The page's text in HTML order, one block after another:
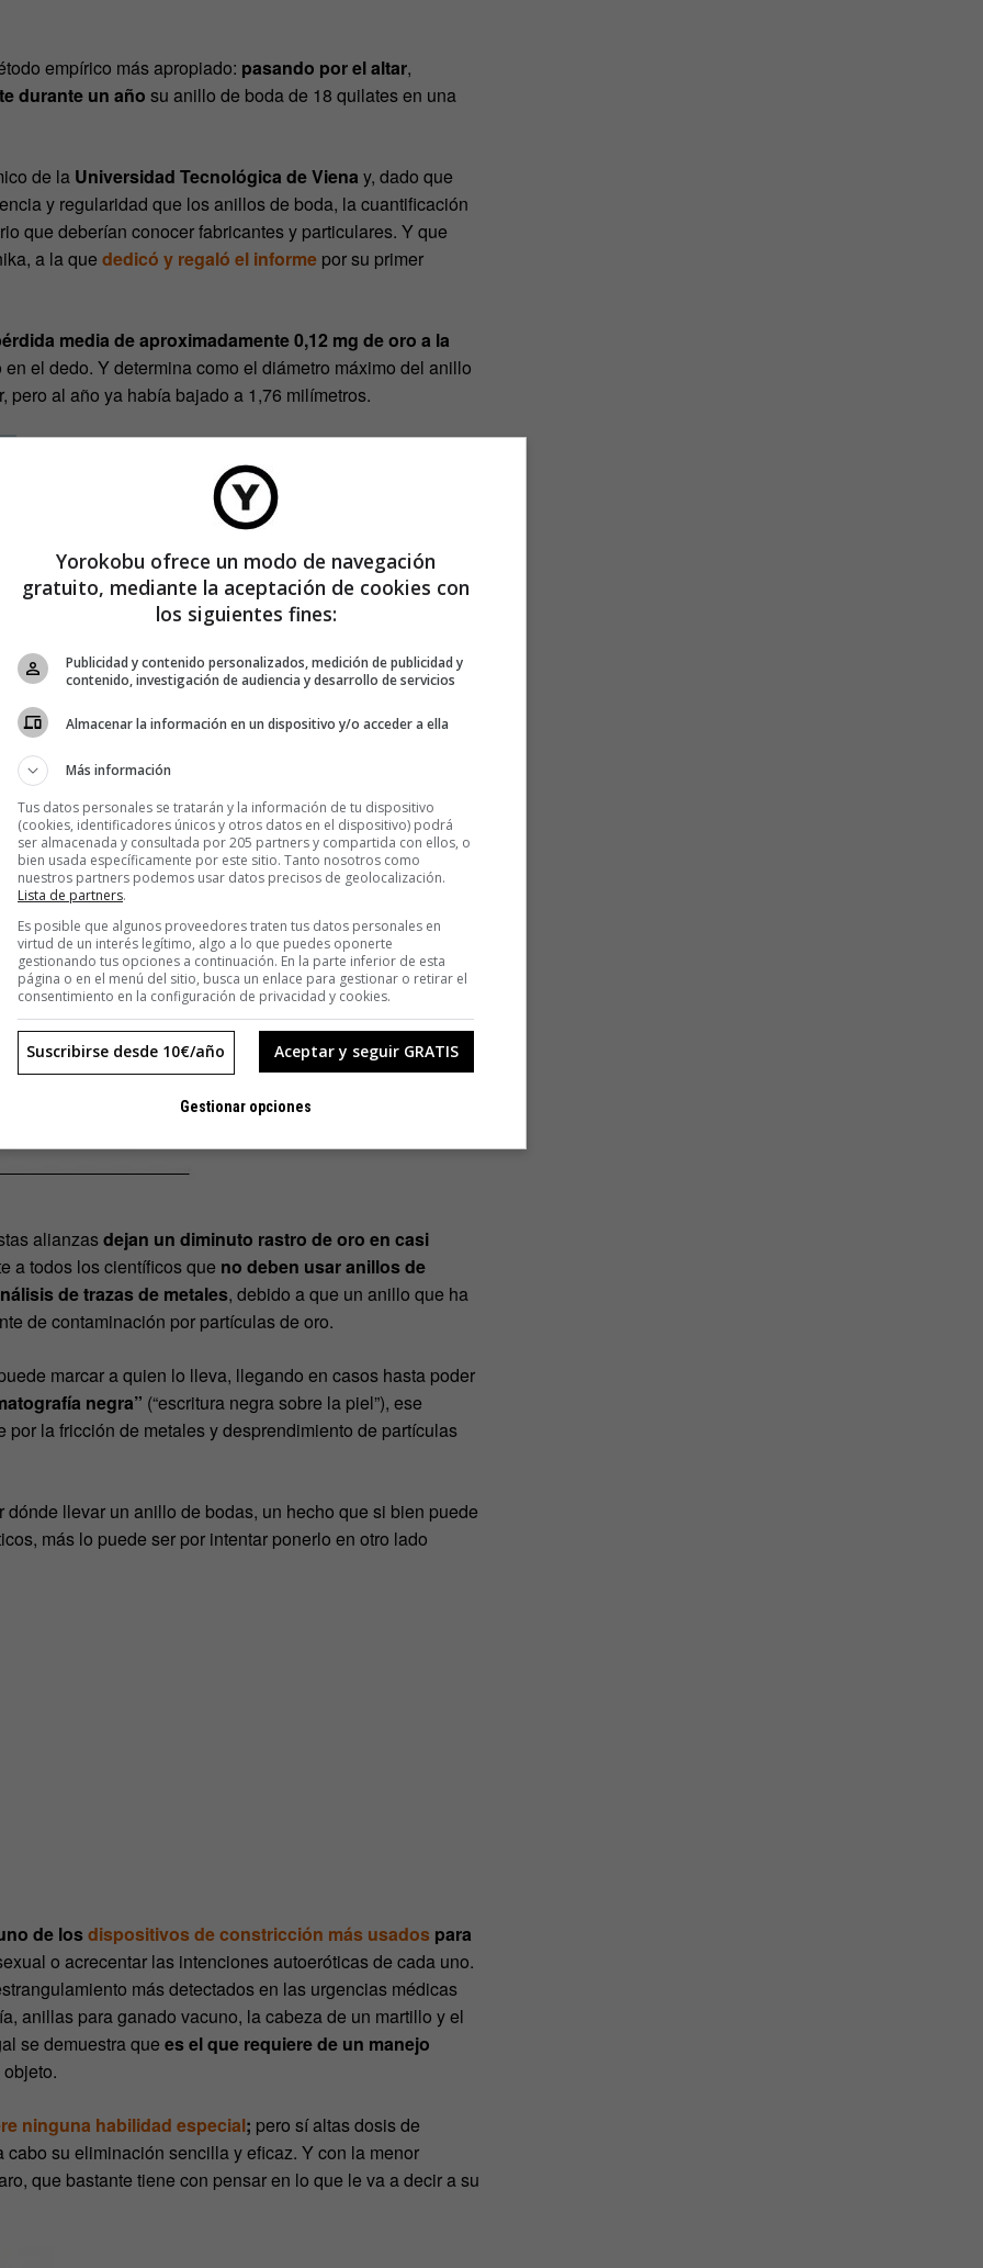
empírico más apropiado: pasando por el altar,
durante un año su anillo de boda de 18 quilates en una
de la Universidad Tecnológica de Viena y, dado que
y regularidad que los anillos de boda, la cuantificación
que deberían conocer fabricantes y particulares. Y que
a la que dedicó y regaló el informe por su primer
media de aproximadamente 0,12 mg de oro a la
el dedo. Y determina como el diámetro máximo del anillo
pero al año ya había bajado a 1,76 milímetros.
ciudad de Viena, con poco más de 300.000 parejas
conyugales dealrededor de 2,2 kg de 18 quilates, unos
esfuma como diminutas motas de pan de oro en el viento.
esas que tiran la media hacía arriba por andar todo
Aún así, la abrasión más alta que pudo observar este
en la playa, donde obviamentela fricción con la arena
parece que dan lugar a mayor desgaste.
alianzasdejan un diminuto rastro de oro en casi
a todos los científicos que no deben usar anillos de
de trazas de metales, debido a que un anillo que ha
de contaminación por partículas de oro.
marcar a quien lo lleva, llegando en casos hasta poder
negra” (“escritura negra sobre la piel”), ese
la fricción de metales y desprendimiento de partículas
llevar un anillo de bodas, un hecho que si bien puede
más lo puede ser por intentar ponerlo en otro lado
de losdispositivos de constricción más usados para
o acrecentar las intenciones autoeróticas de cada uno.
más detectados en las urgencias médicas
anillas para ganado vacuno, la cabeza de un martillo y el
se demuestra que es el que requiere de un manejo
ninguna habilidad especial; pero sí altas dosis de
su eliminación sencilla y eficaz. Y con la menor
que bastante tiene con pensar en lo que le va a decir a su
Yorokobu ofrece un modo de navegación
gratuito, mediante la aceptación de cookies con
los siguientes fines:
Publicidad y contenido personalizados, medición de publicidad y
contenido, investigación de audiencia y desarrollo de servicios
Almacenar la información en un dispositivo y/o acceder a ella
Más información
Tus datos personales se tratarán y la información de tu dispositivo
(cookies, identificadores únicos y otros datos en el dispositivo) podrá
ser almacenada y consultada por 205 partners y compartida con ellos, o
bien usada específicamente por este sitio. Tanto nosotros como
nuestros partners podemos usar datos precisos de geolocalización.
Lista de partners.
Es posible que algunos proveedores traten tus datos personales en
virtud de un interés legítimo, algo a lo que puedes oponerte
gestionando tus opciones a continuación. En la parte inferior de esta
página o en el menú del sitio, busca un enlace para gestionar o retirar el
consentimiento en la configuración de privacidad y cookies.
Aceptar y seguir GRATIS
Suscribirse desde 10€/año
Gestionar opciones